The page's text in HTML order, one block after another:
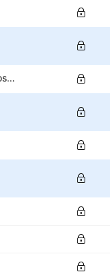
Gastos de explotación (excluido el coste de los bienes vendidos)